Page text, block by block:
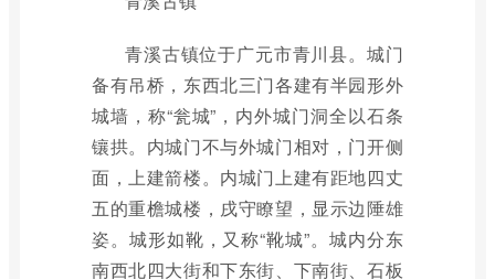
青溪古镇位于广元市青川县。城门
备有吊桥，东西北三门各建有半园形外
城墙，称“瓮城”，内外城门洞全以石条
镶拱。内城门不与外城门相对，门开侧
面，上建箭楼。内城门上建有距地四丈
五的重檐城楼，戌守瞭望，显示边陲雄
姿。城形如靴，又称“靴城”。城内分东
南西北四大街和下东街、下南街、石板